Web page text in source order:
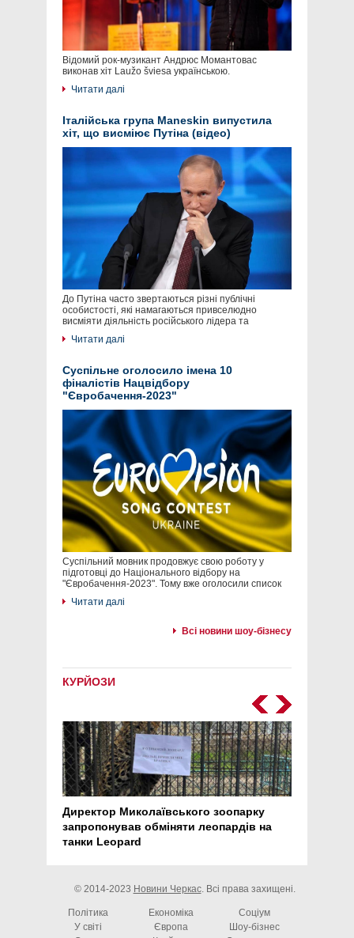
Відомий рок-музикант Андрюс Момантовас
виконав хіт Laužo šviesa українською.
Читати далі
Італійська група Maneskin випустила
хіт, що висміює Путіна (відео)
До Путіна часто звертаються різні публічні
особистості, які намагаються привселюдно
висміяти діяльність російського лідера та
Читати далі
Суспільне оголосило імена 10
фіналістів Нацвідбору
"Євробачення-2023"
Суспільний мовник продовжує свою роботу у
підготовці до Національного відбору на
"Євробачення-2023". Тому вже оголосили список
Читати далі
Всі новини шоу-бізнесу
КУРЙОЗИ
Директор Миколаївського зоопарку
запропонував обміняти леопардів на
танки Leopard
© 2014-2023 Новини Черкас. Всі права захищені.
Політика Економіка
Соціум
У світі
Європа
Шоу-бізнес